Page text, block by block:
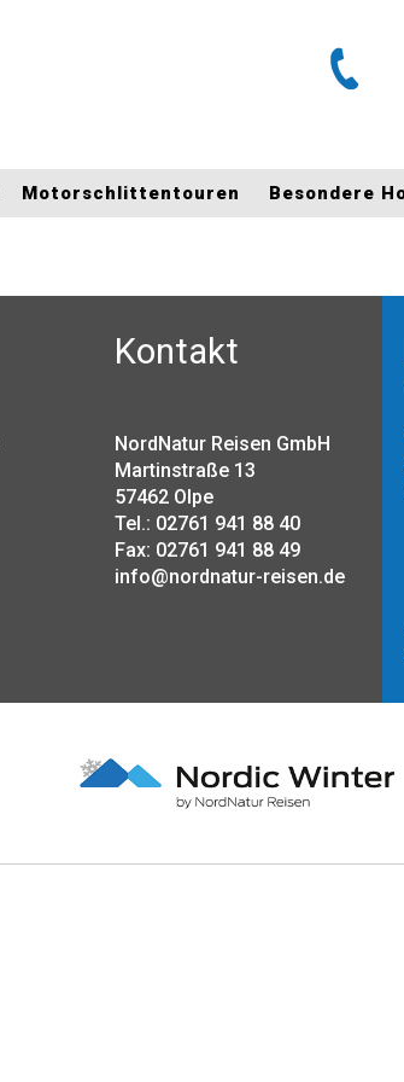
Motorschlittentouren Besondere
Kontakt
NordNatur Reisen GmbH
Martinstraße 13
57462 Olpe
Tel.: 02761 941 88 40
Fax: 02761 941 88 49
info@nordnatur-reisen.de